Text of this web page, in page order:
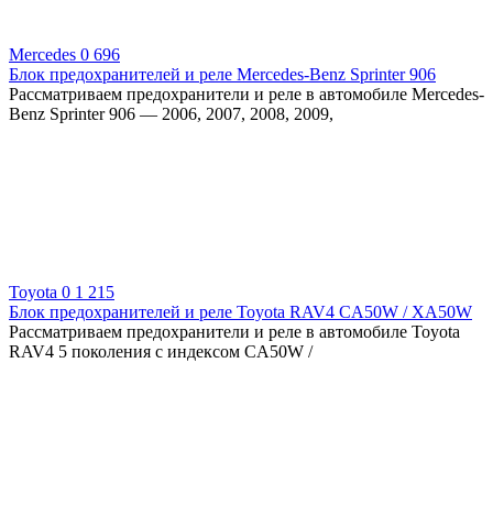
Mercedes 0 696
Блок предохранителей и реле Mercedes-Benz Sprinter 906
Рассматриваем предохранители и реле в автомобиле Mercedes-
Benz Sprinter 906 — 2006, 2007, 2008, 2009,
Toyota 0 1 215
Блок предохранителей и реле Toyota RAV4 CA50W / XA50W
Рассматриваем предохранители и реле в автомобиле Toyota
RAV4 5 поколения с индексом CA50W /